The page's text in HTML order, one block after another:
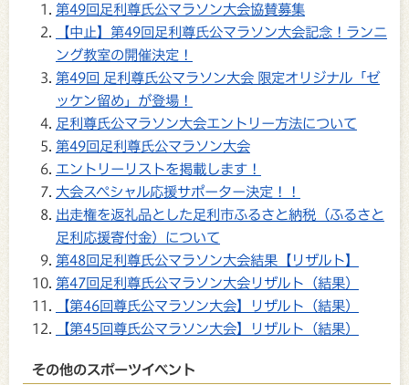
第49回足利尊氏公マラソン大会協賛募集
【中止】第49回足利尊氏公マラソン大会記念！ランニ
ング教室の開催決定！
第49回 足利尊氏公マラソン大会 限定オリジナル「ゼ
ッケン留め」が登場！
足利尊氏公マラソン大会エントリー方法について
第49回足利尊氏公マラソン大会
エントリーリストを掲載します！
大会スペシャル応援サポーター決定！！
出走権を返礼品とした足利市ふるさと納税（ふるさと
足利応援寄付金）について
第48回足利尊氏公マラソン大会結果【リザルト】
第47回足利尊氏公マラソン大会リザルト（結果）
【第46回尊氏公マラソン大会】リザルト（結果）
【第45回尊氏公マラソン大会】リザルト（結果）
その他のスポーツイベント